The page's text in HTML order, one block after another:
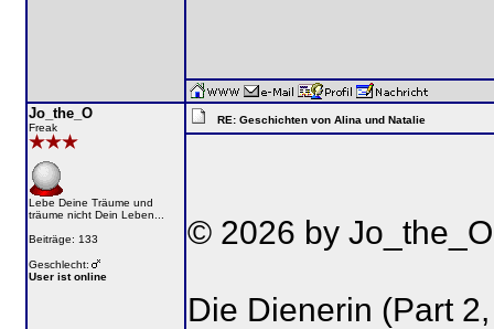
Jo_the_O
Freak
Lebe Deine Träume und
träume nicht Dein Leben...
Beiträge: 133
Geschlecht:
User ist online
RE: Geschichten von Alina und Natalie
© 2026 by Jo_the_O
Die Dienerin (Part